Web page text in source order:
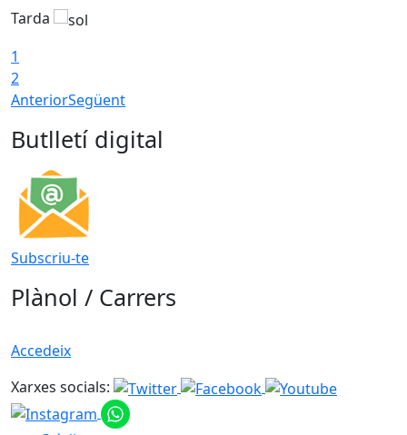
Tarda
1
2
AnteriorSegüent
Butlletí digital
Subscriu-te
Plànol / Carrers
Accedeix
Xarxes socials: